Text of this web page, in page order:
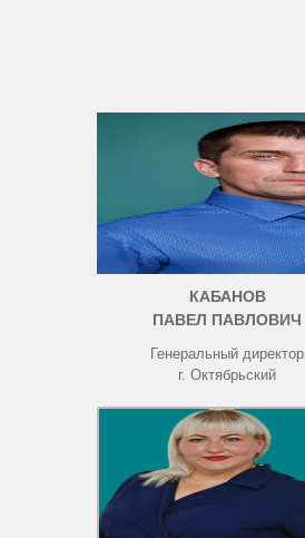
КАБАНОВ
ПАВЕЛ ПАВЛОВИЧ
Генеральный директор
г. Октябрьский